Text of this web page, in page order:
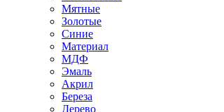
Мятные
Золотые
Синие
Материал
МДФ
Эмаль
Акрил
Береза
Дерево